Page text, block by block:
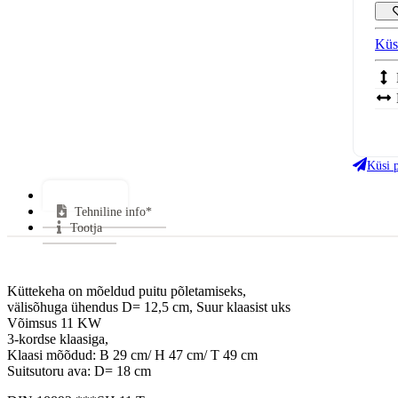
Küsi
Tehniline info*
Tootja
Küttekeha on mõeldud puitu põletamiseks,
välisõhuga ühendus D= 12,5 cm, Suur klaasist uks
Võimsus 11 KW
3-kordse klaasiga,
Klaasi mõõdud: B 29 cm/ H 47 cm/ T 49 cm
Suitsutoru ava: D= 18 cm